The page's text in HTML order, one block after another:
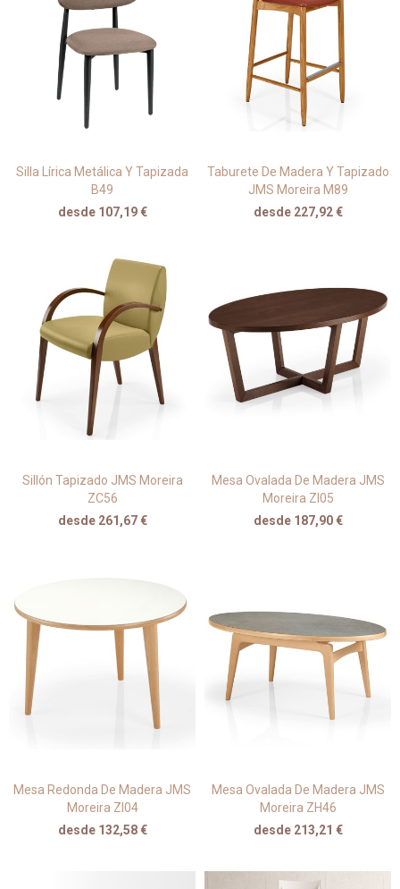
Silla Lírica Metálica Y Tapizada
B49
desde 107,19 €
Taburete De Madera Y Tapizado
JMS Moreira M89
desde 227,92 €
Sillón Tapizado JMS Moreira
ZC56
desde 261,67 €
Mesa Ovalada De Madera JMS
Moreira ZI05
desde 187,90 €
Mesa Redonda De Madera JMS
Moreira ZI04
desde 132,58 €
Mesa Ovalada De Madera JMS
Moreira ZH46
desde 213,21 €